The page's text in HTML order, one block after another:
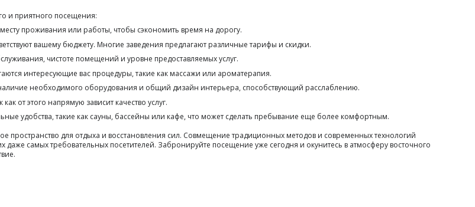
и приятного посещения:
проживания или работы, чтобы сэкономить время на дорогу.
вашему бюджету. Многие заведения предлагают различные тарифы и скидки.
чистоте помещений и уровне предоставляемых услуг.
интересующие вас процедуры, такие как массажи или ароматерапия.
необходимого оборудования и общий дизайн интерьера, способствующий расслаблению.
от этого напрямую зависит качество услуг.
удобства, такие как сауны, бассейны или кафе, что может сделать пребывание еще более комфортным.
пространство для отдыха и восстановления сил. Совмещение традиционных методов и современных технологий
самых требовательных посетителей. Забронируйте посещение уже сегодня и окунитесь в атмосферу восточного